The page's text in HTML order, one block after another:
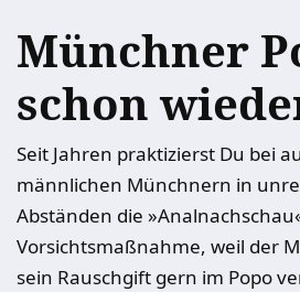
Münchner
schon
Seit Jahren praktizierst Du bei
männlichen Münchnern in
Abständen die
Vorsichtsmaßnahme, weil der
sein Rauschgift gern im Popo